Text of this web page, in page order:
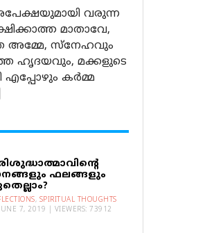
വരുന്ന
മാതാവേ,
അമ്മേ, സ്നേഹവും
ഹൃദയവും, മക്കളുടെ
എപ്പോഴും കർമ്മ
ഫലങ്ങളും
, SPIRITUAL THOUGHTS
JUNE 7, 2019 | VIEWERS: 73912